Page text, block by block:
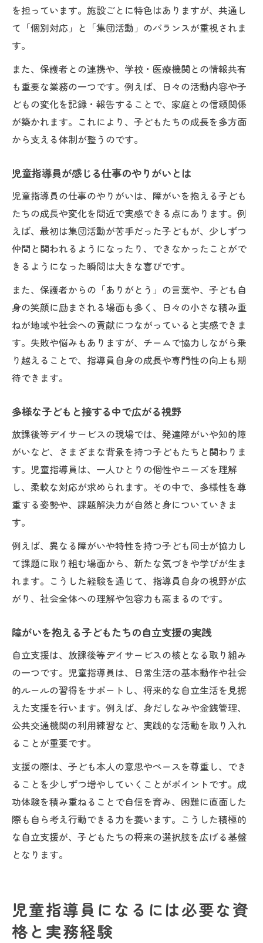
を担っています。施設ごとに特色はありますが、共通し
て「個別対応」と「集団活動」のバランスが重視されま
す。
また、保護者との連携や、学校・医療機関との情報共有
も重要な業務の一つです。例えば、日々の活動内容や子
どもの変化を記録・報告することで、家庭との信頼関係
が築かれます。これにより、子どもたちの成長を多方面
から支える体制が整うのです。
児童指導員が感じる仕事のやりがいとは
児童指導員の仕事のやりがいは、障がいを抱える子ども
たちの成長や変化を間近で実感できる点にあります。例
えば、最初は集団活動が苦手だった子どもが、少しずつ
仲間と関われるようになったり、できなかったことがで
きるようになった瞬間は大きな喜びです。
また、保護者からの「ありがとう」の言葉や、子ども自
身の笑顔に励まされる場面も多く、日々の小さな積み重
ねが地域や社会への貢献につながっていると実感できま
す。失敗や悩みもありますが、チームで協力しながら乗
り越えることで、指導員自身の成長や専門性の向上も期
待できます。
多様な子どもと接する中で広がる視野
放課後等デイサービスの現場では、発達障がいや知的障
がいなど、さまざまな背景を持つ子どもたちと関わりま
す。児童指導員は、一人ひとりの個性やニーズを理解
し、柔軟な対応が求められます。その中で、多様性を尊
重する姿勢や、課題解決力が自然と身についていきま
す。
例えば、異なる障がいや特性を持つ子ども同士が協力し
て課題に取り組む場面から、新たな気づきや学びが生ま
れます。こうした経験を通じて、指導員自身の視野が広
がり、社会全体への理解や包容力も高まるのです。
障がいを抱える子どもたちの自立支援の実践
自立支援は、放課後等デイサービスの核となる取り組み
の一つです。児童指導員は、日常生活の基本動作や社会
的ルールの習得をサポートし、将来的な自立生活を見据
えた支援を行います。例えば、身だしなみや金銭管理、
公共交通機関の利用練習など、実践的な活動を取り入れ
ることが重要です。
支援の際は、子ども本人の意思やペースを尊重し、でき
ることを少しずつ増やしていくことがポイントです。成
功体験を積み重ねることで自信を育み、困難に直面した
際も自ら考え行動できる力を養います。こうした積極的
な自立支援が、子どもたちの将来の選択肢を広げる基盤
となります。
児童指導員になるには必要な資
格と実務経験